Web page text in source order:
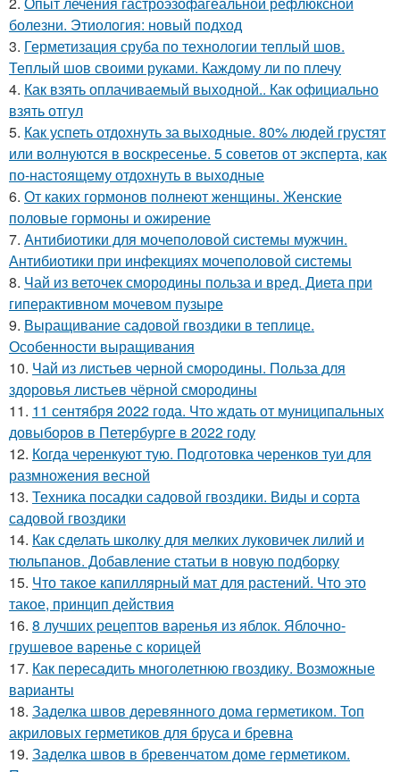
болезни. Этиология: новый подход
3. Герметизация сруба по технологии теплый шов.
Теплый шов своими руками. Каждому ли по плечу
4. Как взять оплачиваемый выходной.. Как официально
взять отгул
5. Как успеть отдохнуть за выходные. 80% людей грустят
или волнуются в воскресенье. 5 советов от эксперта, как
по-настоящему отдохнуть в выходные
6. От каких гормонов полнеют женщины. Женские
половые гормоны и ожирение
7. Антибиотики для мочеполовой системы мужчин.
Антибиотики при инфекциях мочеполовой системы
8. Чай из веточек смородины польза и вред. Диета при
гиперактивном мочевом пузыре
9. Выращивание садовой гвоздики в теплице.
Особенности выращивания
10. Чай из листьев черной смородины. Польза для
здоровья листьев чёрной смородины
11. 11 сентября 2022 года. Что ждать от муниципальных
довыборов в Петербурге в 2022 году
12. Когда черенкуют тую. Подготовка черенков туи для
размножения весной
13. Техника посадки садовой гвоздики. Виды и сорта
садовой гвоздики
14. Как сделать школку для мелких луковичек лилий и
тюльпанов. Добавление статьи в новую подборку
15. Что такое капиллярный мат для растений. Что это
такое, принцип действия
16. 8 лучших рецептов варенья из яблок. Яблочно-
грушевое варенье с корицей
17. Как пересадить многолетнюю гвоздику. Возможные
варианты
18. Заделка швов деревянного дома герметиком. Топ
акриловых герметиков для бруса и бревна
19. Заделка швов в бревенчатом доме герметиком.